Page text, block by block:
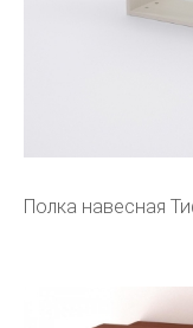
Полка навесная